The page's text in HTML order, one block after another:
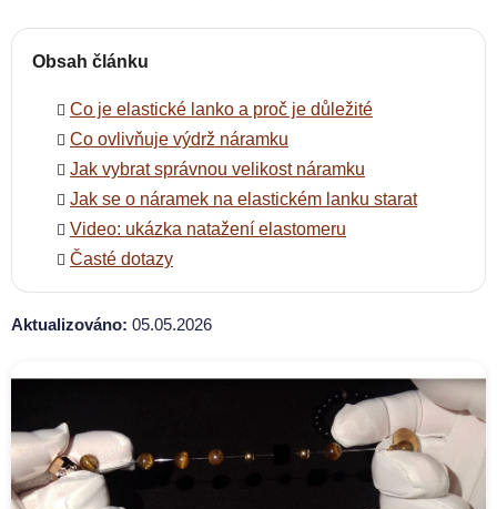
Obsah článku
Co je elastické lanko a proč je důležité
Co ovlivňuje výdrž náramku
Jak vybrat správnou velikost náramku
Jak se o náramek na elastickém lanku starat
Video: ukázka natažení elastomeru
Časté dotazy
Aktualizováno: 05.05.2026